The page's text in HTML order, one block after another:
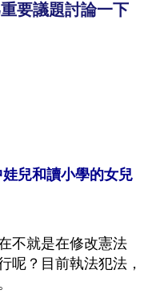
要議題討論一下
兒和讀小學的女兒
不就是在修改憲法
呢？目前執法犯法，